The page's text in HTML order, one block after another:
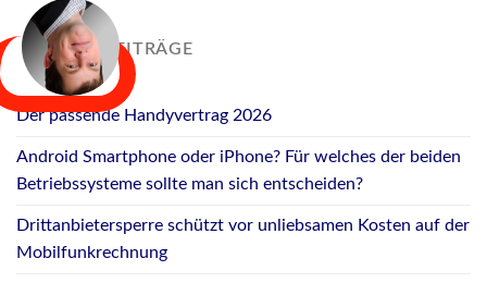
NEUESTE BEITRÄGE
Der passende Handyvertrag 2026
Android Smartphone oder iPhone? Für welches der beiden
Betriebssysteme sollte man sich entscheiden?
Drittanbietersperre schützt vor unliebsamen Kosten auf der
Mobilfunkrechnung